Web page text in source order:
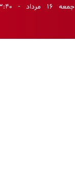
جمعه ۱۶ مرداد - ۲۳:۴۰